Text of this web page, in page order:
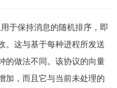
于保持消息的随机排序，即
。这与基于每种进程所发送
的做法不同。该协议的向量
加，而且它与当前未处理的